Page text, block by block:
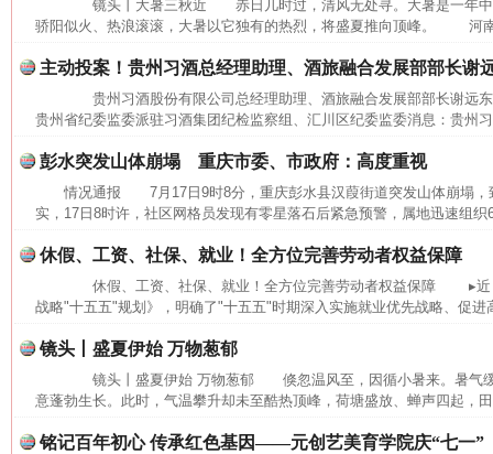
镜头丨大暑三秋近 赤日几时过，清风无处寻。大暑是一年中
骄阳似火、热浪滚滚，大暑以它独有的热烈，将盛夏推向顶峰。 河
主动投案！贵州习酒总经理助理、酒旅融合发展部部长谢
贵州习酒股份有限公司总经理助理、酒旅融合发展部部长谢
贵州省纪委监委派驻习酒集团纪检监察组、汇川区纪委监委消息：贵州
彭水突发山体崩塌 重庆市委、市政府：高度重视
情况通报 7月17日9时8分，重庆彭水县汉葭街道突发山体崩塌，
实，17日8时许，社区网格员发现有零星落石后紧急预警，属地迅速组
休假、工资、社保、就业！全方位完善劳动者权益保障
休假、工资、社保、就业！全方位完善劳动者权益保障 ▸近
战略"十五五"规划》，明确了"十五五"时期深入实施就业优先战略、促进
镜头丨盛夏伊始 万物葱郁
镜头丨盛夏伊始 万物葱郁 倏忽温风至，因循小暑来。暑气缓
意蓬勃生长。此时，气温攀升却未至酷热顶峰，荷塘盛放、蝉声四起，
铭记百年初心 传承红色基因——元创艺美育学院庆“七一”
网上购药对药下症？